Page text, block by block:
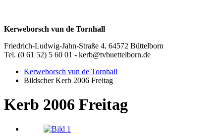
Kerweborsch vun de Tornhall
Friedrich-Ludwig-Jahn-Straße 4, 64572 Büttelborn
Tel. (0 61 52) 5 60 01 - kerb@tvbuettelborn.de
Kerweborsch vun de Tornhall
Bildscher Kerb 2006 Freitag
Kerb 2006 Freitag